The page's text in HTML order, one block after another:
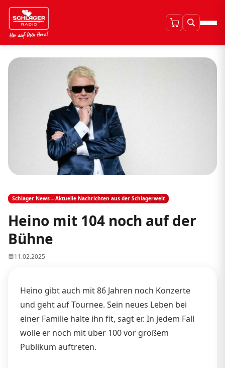
Schlager News – Aktuelle Nachrichten aus der Schlagerwelt
Heino mit 104 noch auf der
Bühne
11.02.2025
Heino gibt auch mit 86 Jahren noch Konzerte
und geht auf Tournee. Sein neues Leben bei
einer Familie halte ihn fit, sagt er. In jedem Fall
wolle er noch mit über 100 vor großem
Publikum auftreten.